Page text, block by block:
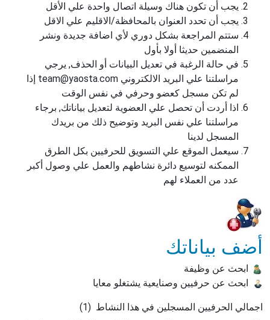
يجب أن تكون هناك وسيلة اتصال واحدة علي الأقل
يجب أن تحدد العنوان بالمحافظة/الاقليم علي الاقل
ستتم المراجعة بشكل دوري لأي اضافة جديدة ونشر
المنضمين حديثا أولا بأول
في حالة الرغبة في تعديل البيانات أو الحذف, يرجي
مراسلتنا علي البريد الالكتروني team@yaosta.com إذا
لم تكن مسجل كعضو وحرفي في نفس الوقت
اذا أردت أن تحصل علي العضوية لتعديل بياناتك, برجاء
مراسلتنا علي نفس البريد وتوضيح ذلك من بريدك
المسجل لدينا
سيعمل الموقع علي التسويق للحرفيين بكل الطرق
الممكنه لتوسيع دائرة نشاطهم والعمل علي وصول أكبر
عدد من العملاء لهم
أضف بياناتك
ابحث عن وظيفة
ابحث عن حرفيين وصنايعية يشتغلو معايا
اجمالي الحرفيين المسجلين في هذا النشاط (
1
)